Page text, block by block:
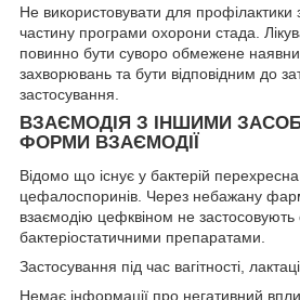
Не використовувати для
частину програми охорони стада.
повинно бути суворо обмежене
захворювань та бути відповідним до
застосування.
ВЗАЄМОДІЯ З ІНШИМИ
ФОРМИ ВЗАЄМОДІЇ
Відомо що існує у бактерій
цефалоспоринів. Через небажану
взаємодію цефквіном не застосовують
бактеріостатичними препаратами.
Застосування під час вагітності,
Немає інформації про негативний